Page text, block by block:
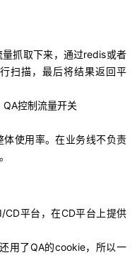
抓取下来，通过redis或者
扫描，最后将结果返回平
控制流量开关
使用率。在业务线不负责
CD平台，在CD平台上提供
用了QA的cookie，所以一